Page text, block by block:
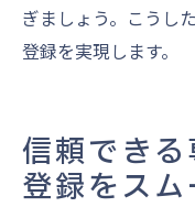
ぎましょう。こうし
登録を実現します。
信頼でき
登録をスム